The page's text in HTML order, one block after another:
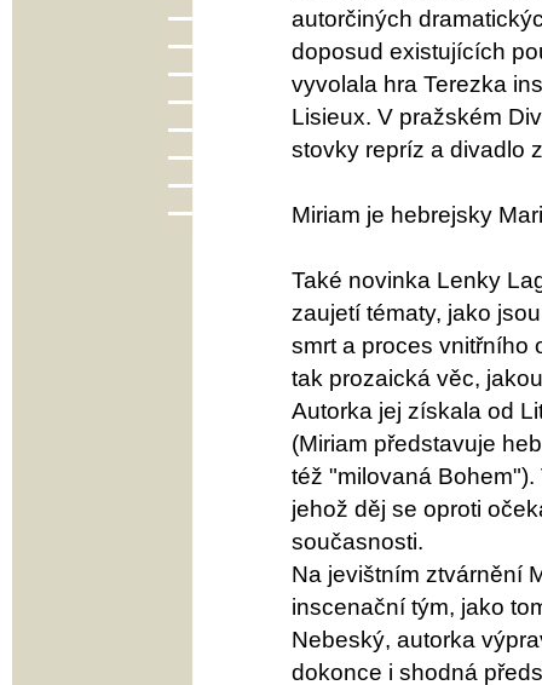
autorčiných
doposud existujících
vyvolala hra Terezka
Lisieux. V pražském
stovky repríz a divadlo
Miriam je hebrejsky
Také novinka Lenky
zaujetí tématy, jako
smrt a proces vnitřního
tak prozaická věc,
Autorka jej získala od
(Miriam představuje
též "milovaná
jehož děj se oproti
současnosti.
Na jevištním ztvárnění
inscenační tým, jako
Nebeský, autorka
dokonce i shodná